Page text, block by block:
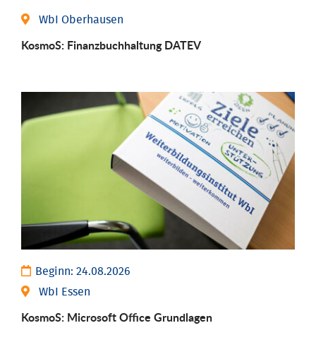
WbI Oberhausen
KosmoS: Finanzbuchhaltung DATEV
Beginn: 24.08.2026
WbI Essen
KosmoS: Microsoft Office Grund­lagen